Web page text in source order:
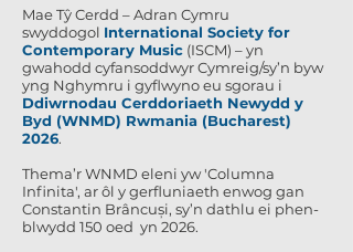
Mae Tŷ Cerdd – Adran Cymru
swyddogol International Society for
Contemporary Music (ISCM) – yn
gwahodd cyfansoddwyr Cymreig/sy’n byw
yng Nghymru i gyflwyno eu sgorau i
Ddiwrnodau Cerddoriaeth Newydd y
Byd (WNMD) Rwmania (Bucharest)
2026.
Thema’r WNMD eleni yw 'Columna
Infinita', ar ôl y gerfluniaeth enwog gan
Constantin Brâncuși, sy’n dathlu ei phen-
blwydd 150 oed yn 2026.